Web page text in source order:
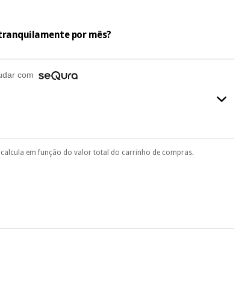
por mês?
com
de compra, ao escolher o método de pagamento.
no mesmo dia de cada mês.
em função do valor total do carrinho de compras.